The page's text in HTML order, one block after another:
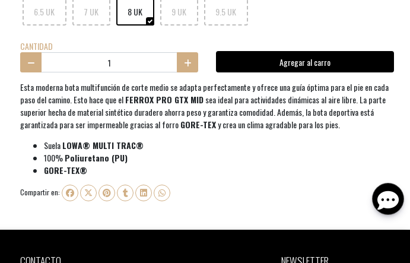
6.5 UK 7 UK 8 UK 9 UK 9.5 UK
CANTIDAD
Agregar al carro
Esta moderna bota multifunción de corte medio se adapta perfectamente y ofrece una guía óptima para el pie en cada
paso del camino. Esto hace que elFERROX PRO GTX MIDsea ideal para actividades dinámicas al aire libre. La parte
superior hecha de material sintético duradero ahorra peso y garantiza comodidad. Además, la bota deportiva está
garantizada para ser impermeable gracias al forroGORE-TEXy crea un clima agradable para los pies.
SuelaLOWA® MULTI TRAC®
100%Poliuretano (PU)
GORE-TEX®
Compartir en: